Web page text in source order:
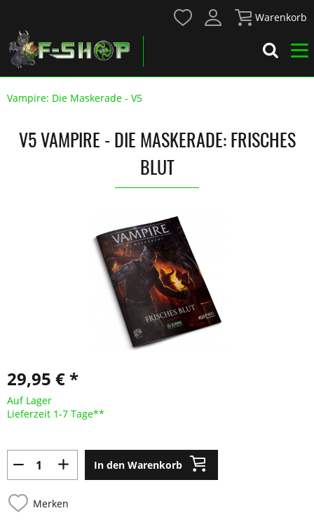
Warenkorb
Vampire: Die Maskerade - V5
V5 VAMPIRE - DIE MASKERADE: FRISCHES
BLUT
29,95 € *
Auf Lager
Lieferzeit 1-7 Tage**
In den Warenkorb
Merken